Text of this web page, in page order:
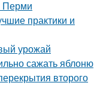
Перми
практики и
урожай
сажать яблоню
второго